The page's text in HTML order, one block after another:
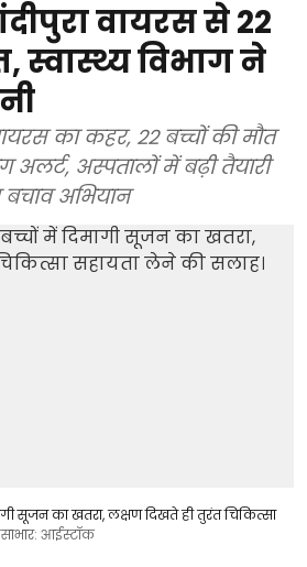
वायरस से 22
स्वास्थ्य विभाग ने
का कहर, 22 बच्चों की मौत
अलर्ट, अस्पतालों में बढ़ी तैयारी
अभियान
सूजन का खतरा, लक्षण दिखते ही तुरंत चिकित्सा
आईस्टॉक